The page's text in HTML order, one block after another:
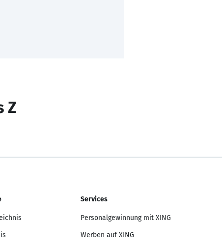
Z
Services
Personalgewinnung mit XING
Werben auf XING